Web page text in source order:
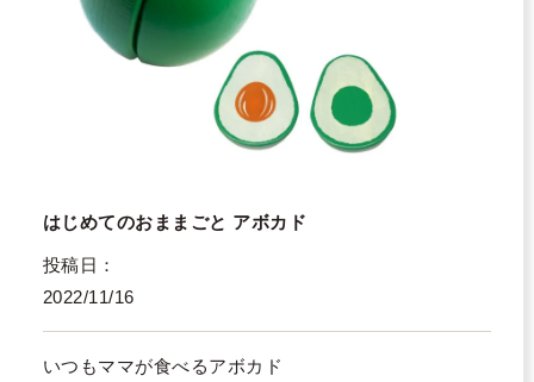
はじめてのおままごと アボカド
投稿日
2022/11/16
いつもママが食べるアボカド